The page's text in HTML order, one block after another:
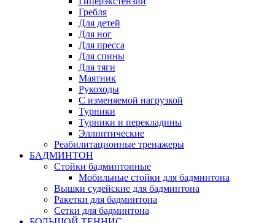
Гребля
Для детей
Для ног
Для пресса
Для спины
Для тяги
Маятник
Рукоходы
С изменяемой нагрузкой
Турники
Турники и перекладины
Эллиптические
Реабилитационные тренажеры
БАДМИНТОН
Стойки бадминтонные
Мобильные стойки для бадминтона
Вышки судейские для бадминтона
Ракетки для бадминтона
Сетки для бадминтона